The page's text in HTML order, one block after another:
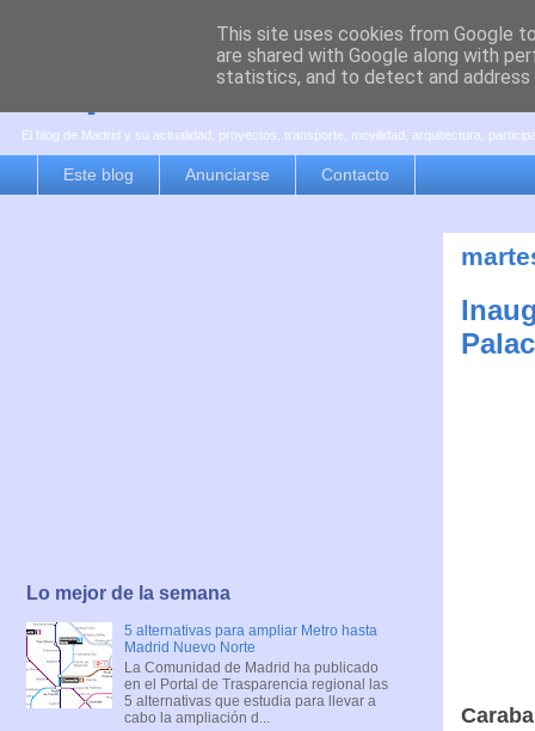
es por madrid
El blog de Madrid y su actualidad, proyectos, transporte, movilidad, arquitectura,
Este blog Anunciarse Contacto
Lo mejor de la semana
5 alternativas para ampliar Metro hasta
Madrid Nuevo Norte
La Comunidad de Madrid ha publicado
en el Portal de Trasparencia regional las
5 alternativas que estudia para llevar a
cabo la ampliación d...
This site uses cookies from Google
are shared with Google along with
statistics, and to detect and address